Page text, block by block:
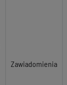
Zawiadomienia